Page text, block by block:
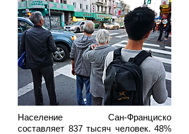
Население Сан-Франциско
составляет 837 тысяч человек. 48%